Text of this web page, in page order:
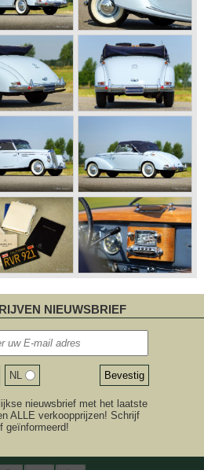
NIEUWSBRIEF
NL
nieuwsbrief met het laatste
ALLE verkoopprijzen! Schrijf
geïnformeerd!